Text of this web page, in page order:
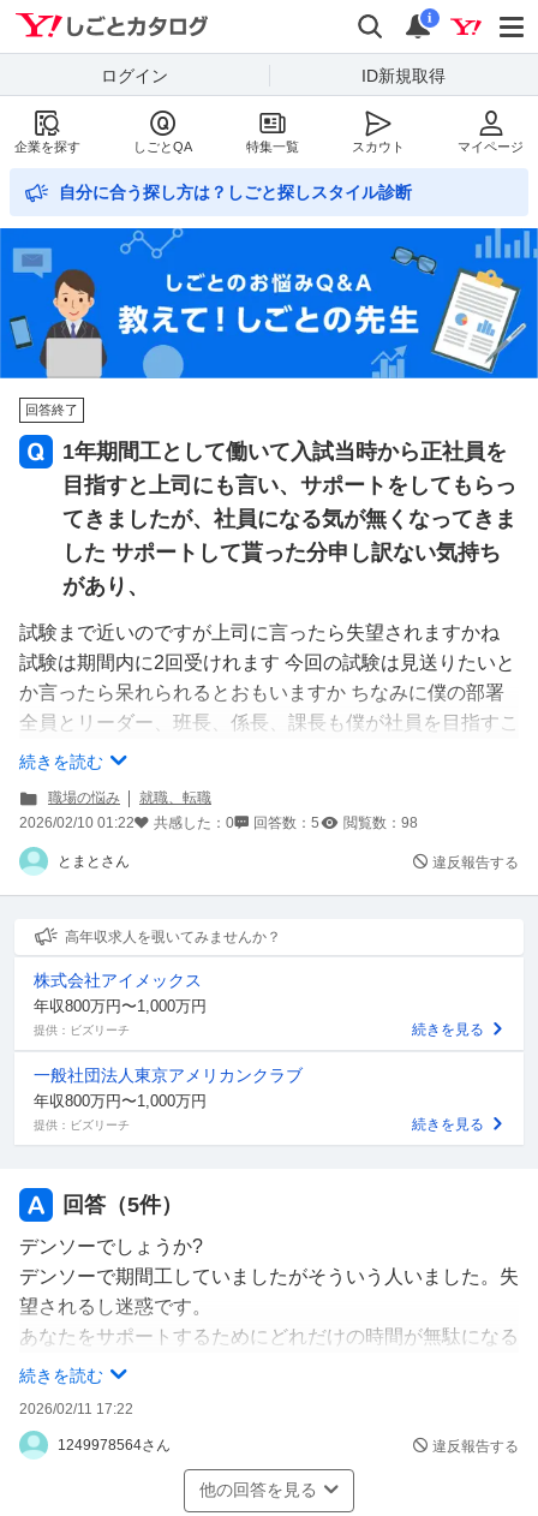
Yahoo!しごとカタログ
検索
通知
i
ログイン ID新規取得
企業を探す しごとQA 特集一覧 スカウト マイページ
自分に合う探し方は？しごと探しスタイル診断
回答終了
1年期間工として働いて入試当時から正社員を
目指すと上司にも言い、サポートをしてもらっ
てきましたが、社員になる気が無くなってきま
した サポートして貰った分申し訳ない気持ち
があり、
試験まで近いのですが上司に言ったら失望されますかね
試験は期間内に2回受けれます 今回の試験は見送りたいと
か言ったら呆れられるとおもいますか ちなみに僕の部署
全員とリーダー、班長、係長、課長も僕が社員を目指すこ
とを知っています
続きを読む
職場の悩み
就職、転職
2026/02/10 01:22
共感した： 0 回答数： 5 閲覧数： 98
とまとさん 違反報告する
高年収求人を覗いてみませんか？
株式会社アイメックス
年収800万円〜1,000万円
提供：ビズリーチ 続きを見る
一般社団法人東京アメリカンクラブ
年収800万円〜1,000万円
提供：ビズリーチ 続きを見る
回答（5件）
デンソーでしょうか?
デンソーで期間工していましたがそういう人いました。失
望されるし迷惑です。
あなたをサポートするためにどれだけの時間が無駄になる
ことか。
続きを読む
2026/02/11 17:22
1249978564さん 違反報告する
他の回答を見る